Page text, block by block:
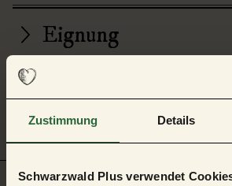
Zustimmung Details
Schwarzwald Plus verwendet
Eignung
Preisinformationen